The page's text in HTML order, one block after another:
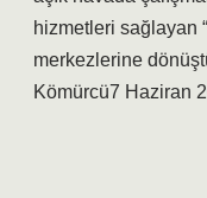
hizmetleri sağlayan
merkezlerine
Kömürcü7 Haziran